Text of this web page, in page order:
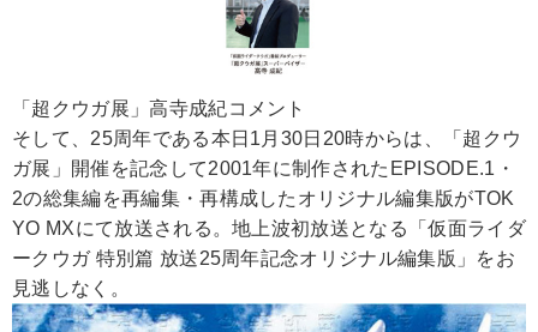
「超クウガ展」高寺成紀コメント
そして、25周年である本日1月30日20時からは、「超クウ
ガ展」開催を記念して2001年に制作されたEPISODE.1・
2の総集編を再編集・再構成したオリジナル編集版がTOK
YO MXにて放送される。地上波初放送となる「仮面ライダ
ークウガ 特別篇 放送25周年記念オリジナル編集版」をお
見逃しなく。